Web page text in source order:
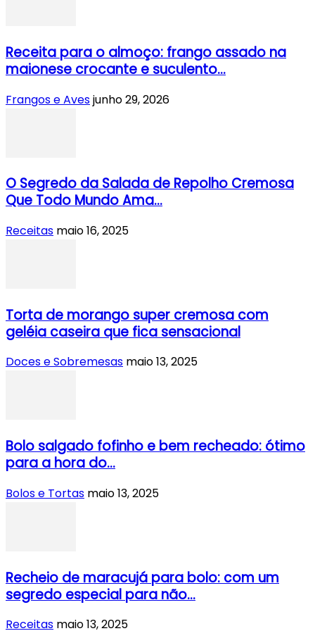
Receita para o almoço: frango assado na
maionese crocante e suculento...
Frangos e Avesjunho 29, 2026
O Segredo da Salada de Repolho Cremosa
Que Todo Mundo Ama...
Receitas maio 16, 2025
Torta de morango super cremosa com
geléia caseira que fica sensacional
Doces e Sobremesas maio 13, 2025
Bolo salgado fofinho e bem recheado: ótimo
para a hora do...
Bolos e Tortas maio 13, 2025
Recheio de maracujá para bolo: com um
segredo especial para não...
Receitas maio 13, 2025